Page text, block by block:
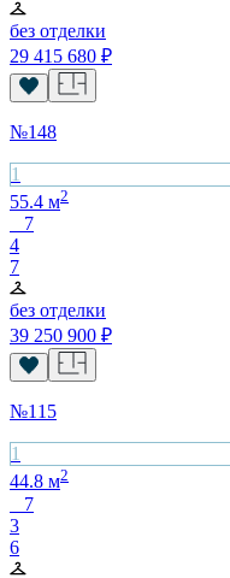
без отделки
29 415 680 ₽
№148
1
55.4 м2
7
4
7
без отделки
39 250 900 ₽
№115
1
44.8 м2
7
3
6